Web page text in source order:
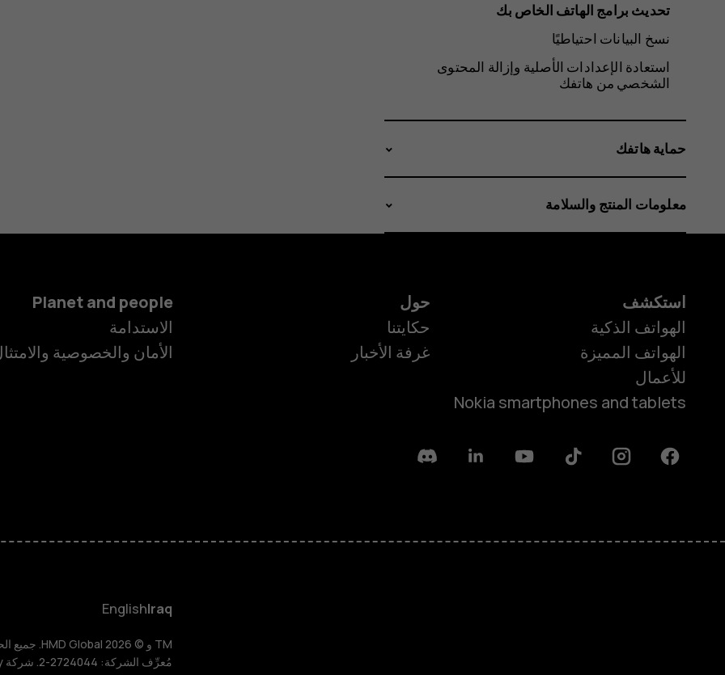
Terra M
HMD DUB
تحديث برامج الهاتف الخاص بك
نسخ البيانات احتياطيًا
استعادة الإعدادات الأصلية وإزالة المحتوى
الشخصي من هاتفك
حماية هاتفك
معلومات المنتج والسلامة
استكشف
الهواتف الذكية
الهواتف المميزة
للأعمال
Nokia smartphones and tablets
حول
حكايتنا
غرفة الأخبار
Planet and people
الاستدامة
الأمان والخصوصية
Facebook
Instagram
Tiktok
Youtube
Linkedin
Discord
Iraq
English